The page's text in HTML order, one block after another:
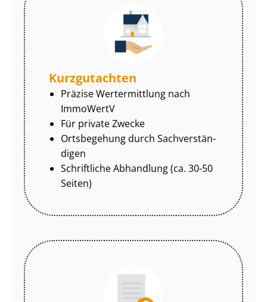
Kurzgutachten
Präzise Wertermittlung nach
ImmoWertV
Für private Zwecke
Ortsbegehung durch Sach­ver­stän­
di­gen
Schriftliche Abhandlung (ca. 30-50
Seiten)